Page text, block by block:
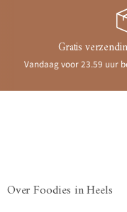
Gratis
Vandaag voor 23.59 uur
Over Foodies in Heels